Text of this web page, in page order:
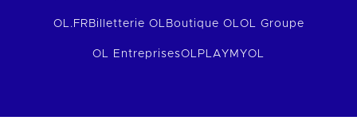
OL.FR Billetterie OL Boutique OLOL Groupe
OL EntreprisesOLPLAY MYOL